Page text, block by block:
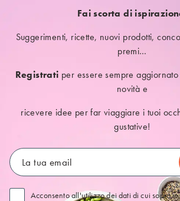
Fai scorta di
Suggerimenti, ricette, nuovi prodotti,
premi…
Registrati per essere sempre
novità e
ricevere idee per far viaggiare i tuoi
gustative!
Acconsento all'utilizzo dei dati di cui sopra